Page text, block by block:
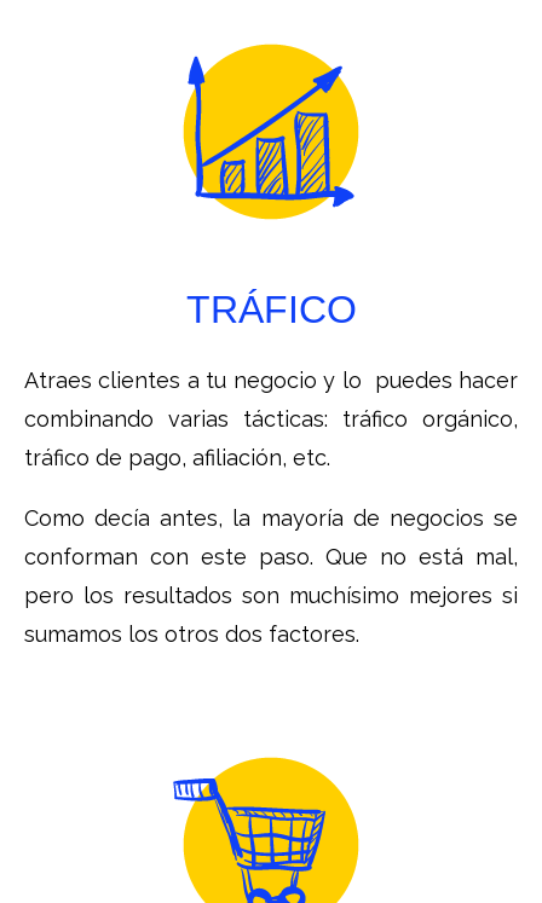
TRÁFICO
Atraes clientes a tu negocio y lo puedes hacer
combinando varias tácticas: tráfico orgánico,
tráfico de pago, afiliación, etc.
Como decía antes, la mayoría de negocios se
conforman con este paso. Que no está mal,
pero los resultados son muchísimo mejores si
sumamos los otros dos factores.